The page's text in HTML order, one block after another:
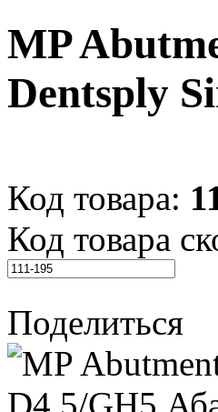
MP
Dentsply
Код товара:
Код товара
Поделиться